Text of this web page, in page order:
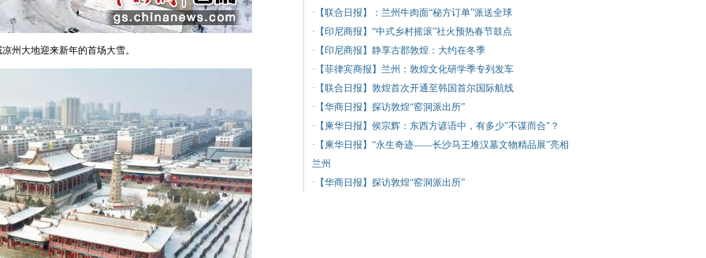
州大地迎来新年的首场大雪。
· 【联合日报】：兰州牛肉面“秘方订单”派送全球
· 【印尼商报】“中式乡村摇滚”社火预热春节鼓点
· 【印尼商报】静享古郡敦煌：大约在冬季
· 【菲律宾商报】兰州：敦煌文化研学季专列发车
· 【联合日报】敦煌首次开通至韩国首尔国际航线
· 【华商日报】探访敦煌“窑洞派出所”
· 【柬华日报】侯宗辉：东西方谚语中，有多少"不谋而合"？
· 【柬华日报】“永生奇迹——长沙马王堆汉墓文物精品展”亮相
兰州
· 【华商日报】探访敦煌“窑洞派出所”